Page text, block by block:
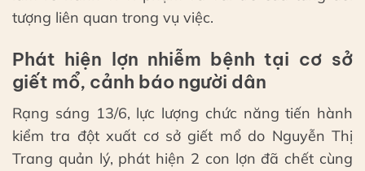
tượng liên quan trong vụ việc.
Phát hiện lợn nhiễm bệnh tại cơ sở
giết mổ, cảnh báo người dân
Rạng sáng 13/6, lực lượng chức năng tiến hành
kiểm tra đột xuất cơ sở giết mổ do Nguyễn Thị
Trang quản lý, phát hiện 2 con lợn đã chết cùng